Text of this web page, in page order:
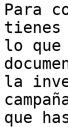
Para
tienes
lo que
la
que